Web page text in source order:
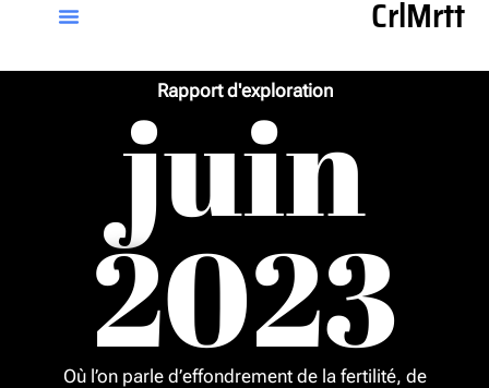
contenu
CrlMrtt
Rapport d'exploration
juin
2023
Où l’on parle d’effondrement de la fertilité, de